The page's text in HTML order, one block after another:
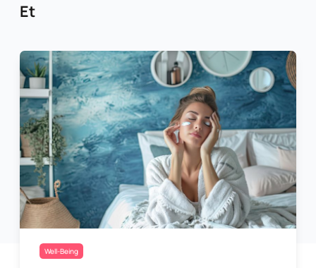
Et
Well-Being